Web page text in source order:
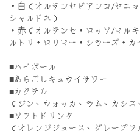
・白（オルテンセビアンコ/セニ
シャルドネ）
・赤（オルテンセ・ロッソ/マル
ルトリ・ロリマー・シラーズ・カ
■ハイボール
■あらごしキュウイサワー
■カクテル
（ジン、ウォッカ、ラム、カシ
■ソフトドリンク
（オレンジジュース、グレープ